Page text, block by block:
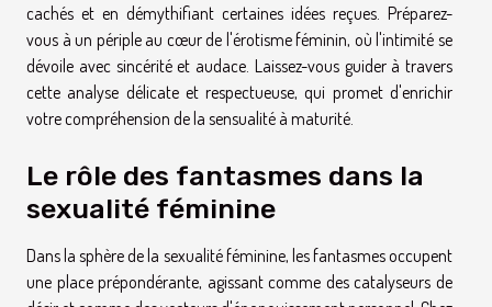
cachés et en démythifiant certaines idées reçues. Préparez-
vous à un périple au cœur de l'érotisme féminin, où l'intimité se
dévoile avec sincérité et audace. Laissez-vous guider à travers
cette analyse délicate et respectueuse, qui promet d'enrichir
votre compréhension de la sensualité à maturité.
Le rôle des fantasmes dans la
sexualité féminine
Dans la sphère de la sexualité féminine, les fantasmes occupent
une place prépondérante, agissant comme des catalyseurs de